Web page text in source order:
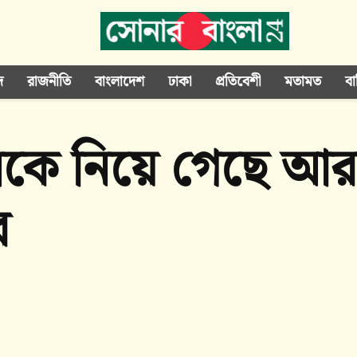
রাজনীতি বাংলাদেশ ঢাকা প্রতিবেশী মতামত
নিয়ে গেছে